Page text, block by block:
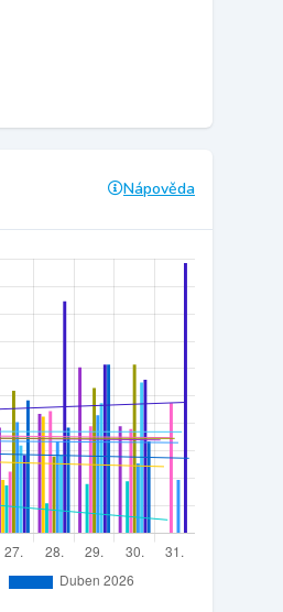
Nápověda